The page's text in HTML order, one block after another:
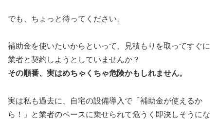
でも、ちょっと待ってください。
補助金を使いたいからといって、見積もりを取ってすぐに
業者と契約しようとしていませんか？
その順番、実はめちゃくちゃ危険かもしれません。
実は私も過去に、自宅の設備導入で「補助金が使えるか
ら！」と業者のペースに乗せられて危うく即決しそうにな